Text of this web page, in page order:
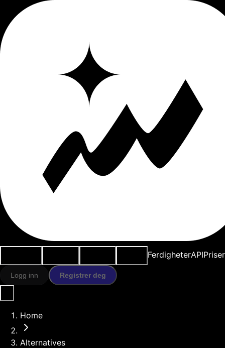
FerdigheterAPIPriser
Logg inn Registrer deg
Home
Alternatives